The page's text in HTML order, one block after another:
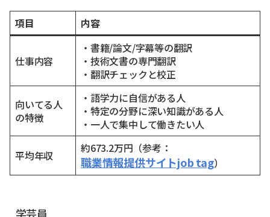
項目 内容
仕事内容
・書籍/論文/字幕等の翻訳
・技術文書の専門翻訳
・翻訳チェックと校正
向いてる人
の特徴
・語学力に自信がある人
・特定の分野に深い知識がある人
・一人で集中して働きたい人
平均年収
約673.2万円（参考：
職業情報提供サイトjob tag）
学芸員